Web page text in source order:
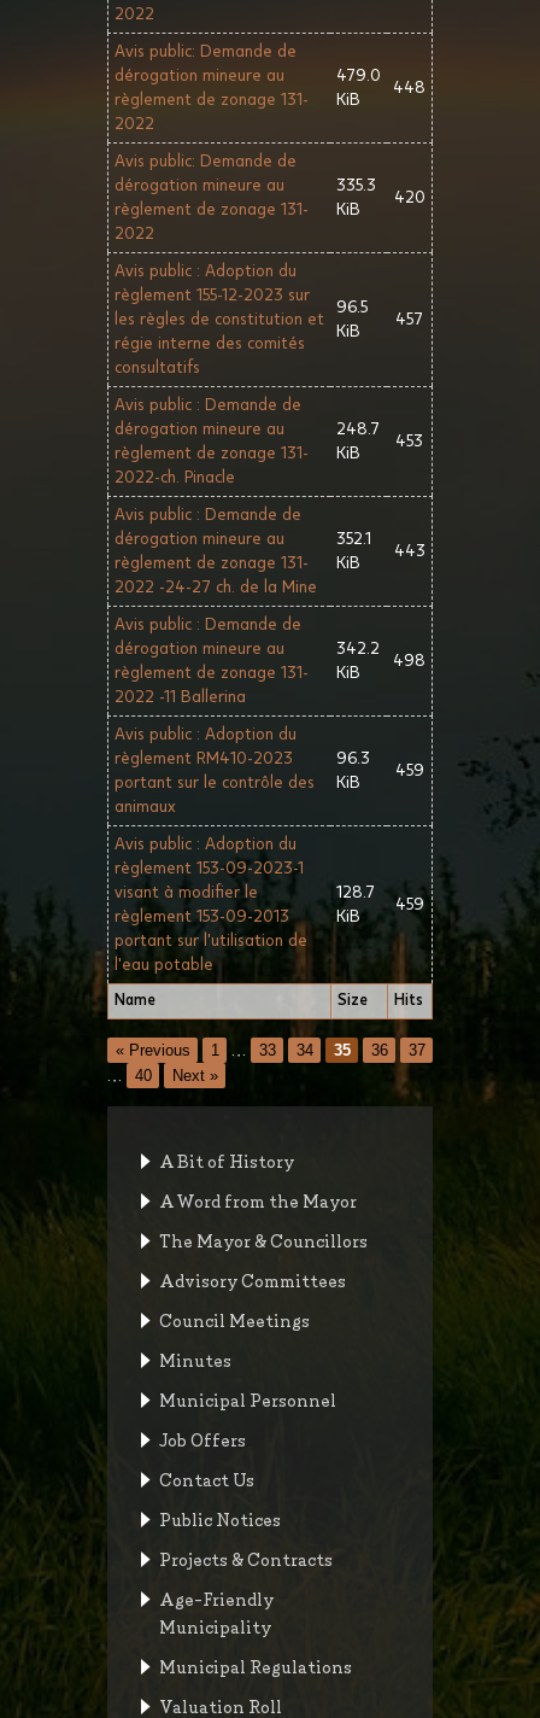
Name Size Hits
2022
Avis public: Demande de
dérogation mineure au
règlement de zonage 131-
2022
479.0
KiB
448
Avis public: Demande de
dérogation mineure au
règlement de zonage 131-
2022
335.3
KiB
420
Avis public : Adoption du
règlement 155-12-2023 sur
les règles de constitution et
régie interne des comités
consultatifs
96.5
KiB
457
Avis public : Demande de
dérogation mineure au
règlement de zonage 131-
2022-ch. Pinacle
248.7
KiB
453
Avis public : Demande de
dérogation mineure au
règlement de zonage 131-
2022 -24-27 ch. de la Mine
352.1
KiB
443
Avis public : Demande de
dérogation mineure au
règlement de zonage 131-
2022 -11 Ballerina
342.2
KiB
498
Avis public : Adoption du
règlement RM410-2023
portant sur le contrôle des
animaux
96.3
KiB
459
Avis public : Adoption du
règlement 153-09-2023-1
visant à modifier le
règlement 153-09-2013
portant sur l'utilisation de
l'eau potable
128.7
KiB
459
« Previous 1 … 33 34 35 36
37
…
40 Next »
A Bit of History
A Word from the Mayor
The Mayor & Councillors
Advisory Committees
Council Meetings
Minutes
Municipal Personnel
Job Offers
Contact Us
Public Notices
Projects & Contracts
Age-Friendly
Municipality
Municipal Regulations
Valuation Roll